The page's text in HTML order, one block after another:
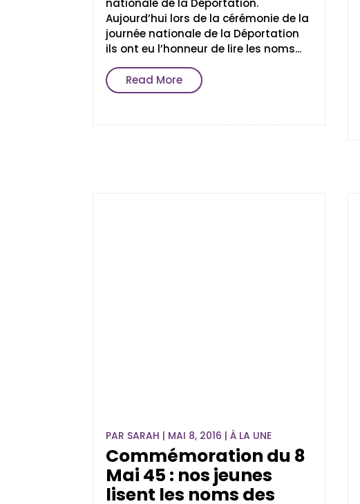
nationale de la Déportation.
Aujourd’hui lors de la cérémonie de la
journée nationale de la Déportation
ils ont eu l’honneur de lire les noms...
Read More
PAR SARAH | MAI 8, 2016 |À LA UNE
Commémoration du 8
Mai 45 : nos jeunes
lisent les noms des